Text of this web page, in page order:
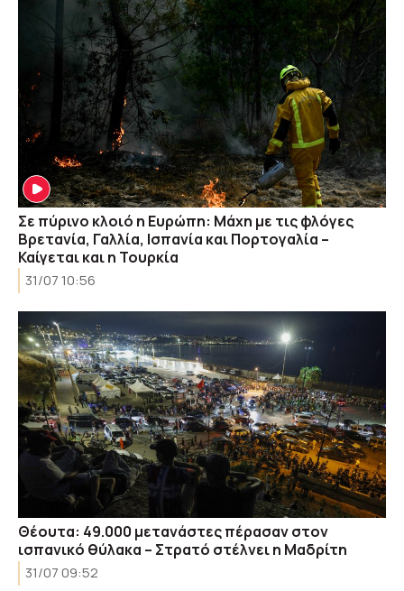
Σε πύρινο κλοιό η Ευρώπη: Μάχη με τις φλόγες
Βρετανία, Γαλλία, Ισπανία και Πορτογαλία –
Καίγεται και η Τουρκία
31/07 10:56
Θέουτα: 49.000 μετανάστες πέρασαν στον
ισπανικό θύλακα – Στρατό στέλνει η Μαδρίτη
31/07 09:52